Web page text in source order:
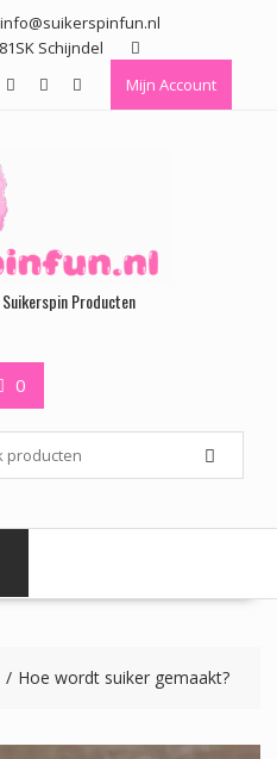
info@suikerspinfun.nl
Schijndel
Mijn Account
Producten
0
Hoe wordt suiker gemaakt?